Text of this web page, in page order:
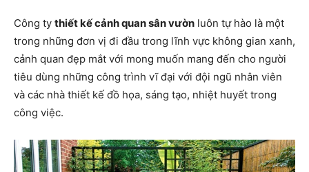
Công ty thiết kế cảnh quan sân vườn luôn tự hào là một
trong những đơn vị đi đầu trong lĩnh vực không gian xanh,
cảnh quan đẹp mắt với mong muốn mang đến cho người
tiêu dùng những công trình vĩ đại với đội ngũ nhân viên
và các nhà thiết kế đồ họa, sáng tạo, nhiệt huyết trong
công việc.